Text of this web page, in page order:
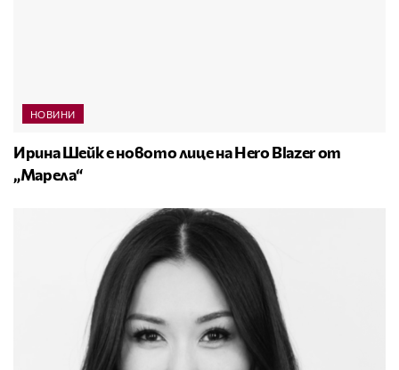
НОВИНИ
Ирина Шейк е новото лице на Hero Blazer от
„Марела“